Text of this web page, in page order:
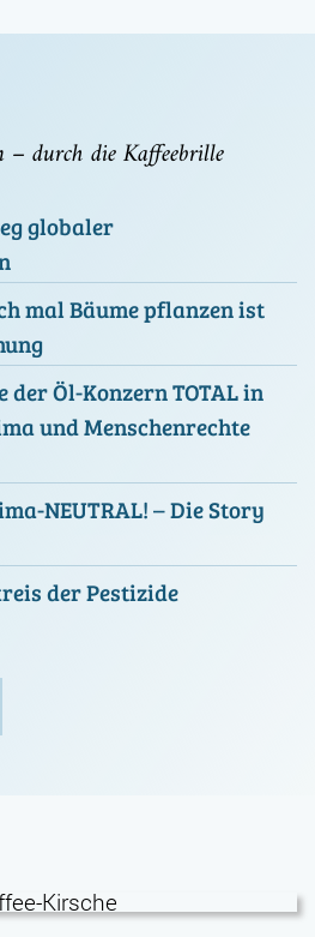
– durch die Kaffeebrille
globaler
mal Bäume pflanzen ist
Öl-Konzern TOTAL in
und Menschenrechte
NEUTRAL! – Die Story
der Pestizide